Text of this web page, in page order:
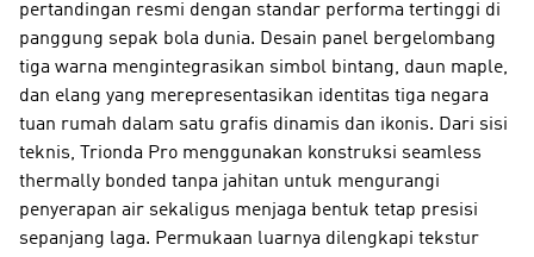
pertandingan resmi dengan standar performa tertinggi di
panggung sepak bola dunia. Desain panel bergelombang
tiga warna mengintegrasikan simbol bintang, daun maple,
dan elang yang merepresentasikan identitas tiga negara
tuan rumah dalam satu grafis dinamis dan ikonis. Dari sisi
teknis, Trionda Pro menggunakan konstruksi seamless
thermally bonded tanpa jahitan untuk mengurangi
penyerapan air sekaligus menjaga bentuk tetap presisi
sepanjang laga. Permukaan luarnya dilengkapi tekstur